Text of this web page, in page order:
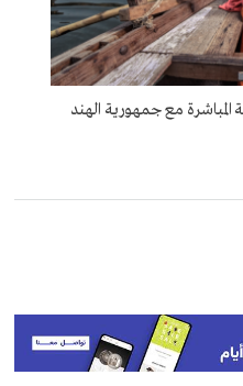
المباشرة مع جمهورية الهند